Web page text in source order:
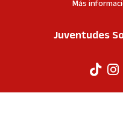
Más
Juventudes